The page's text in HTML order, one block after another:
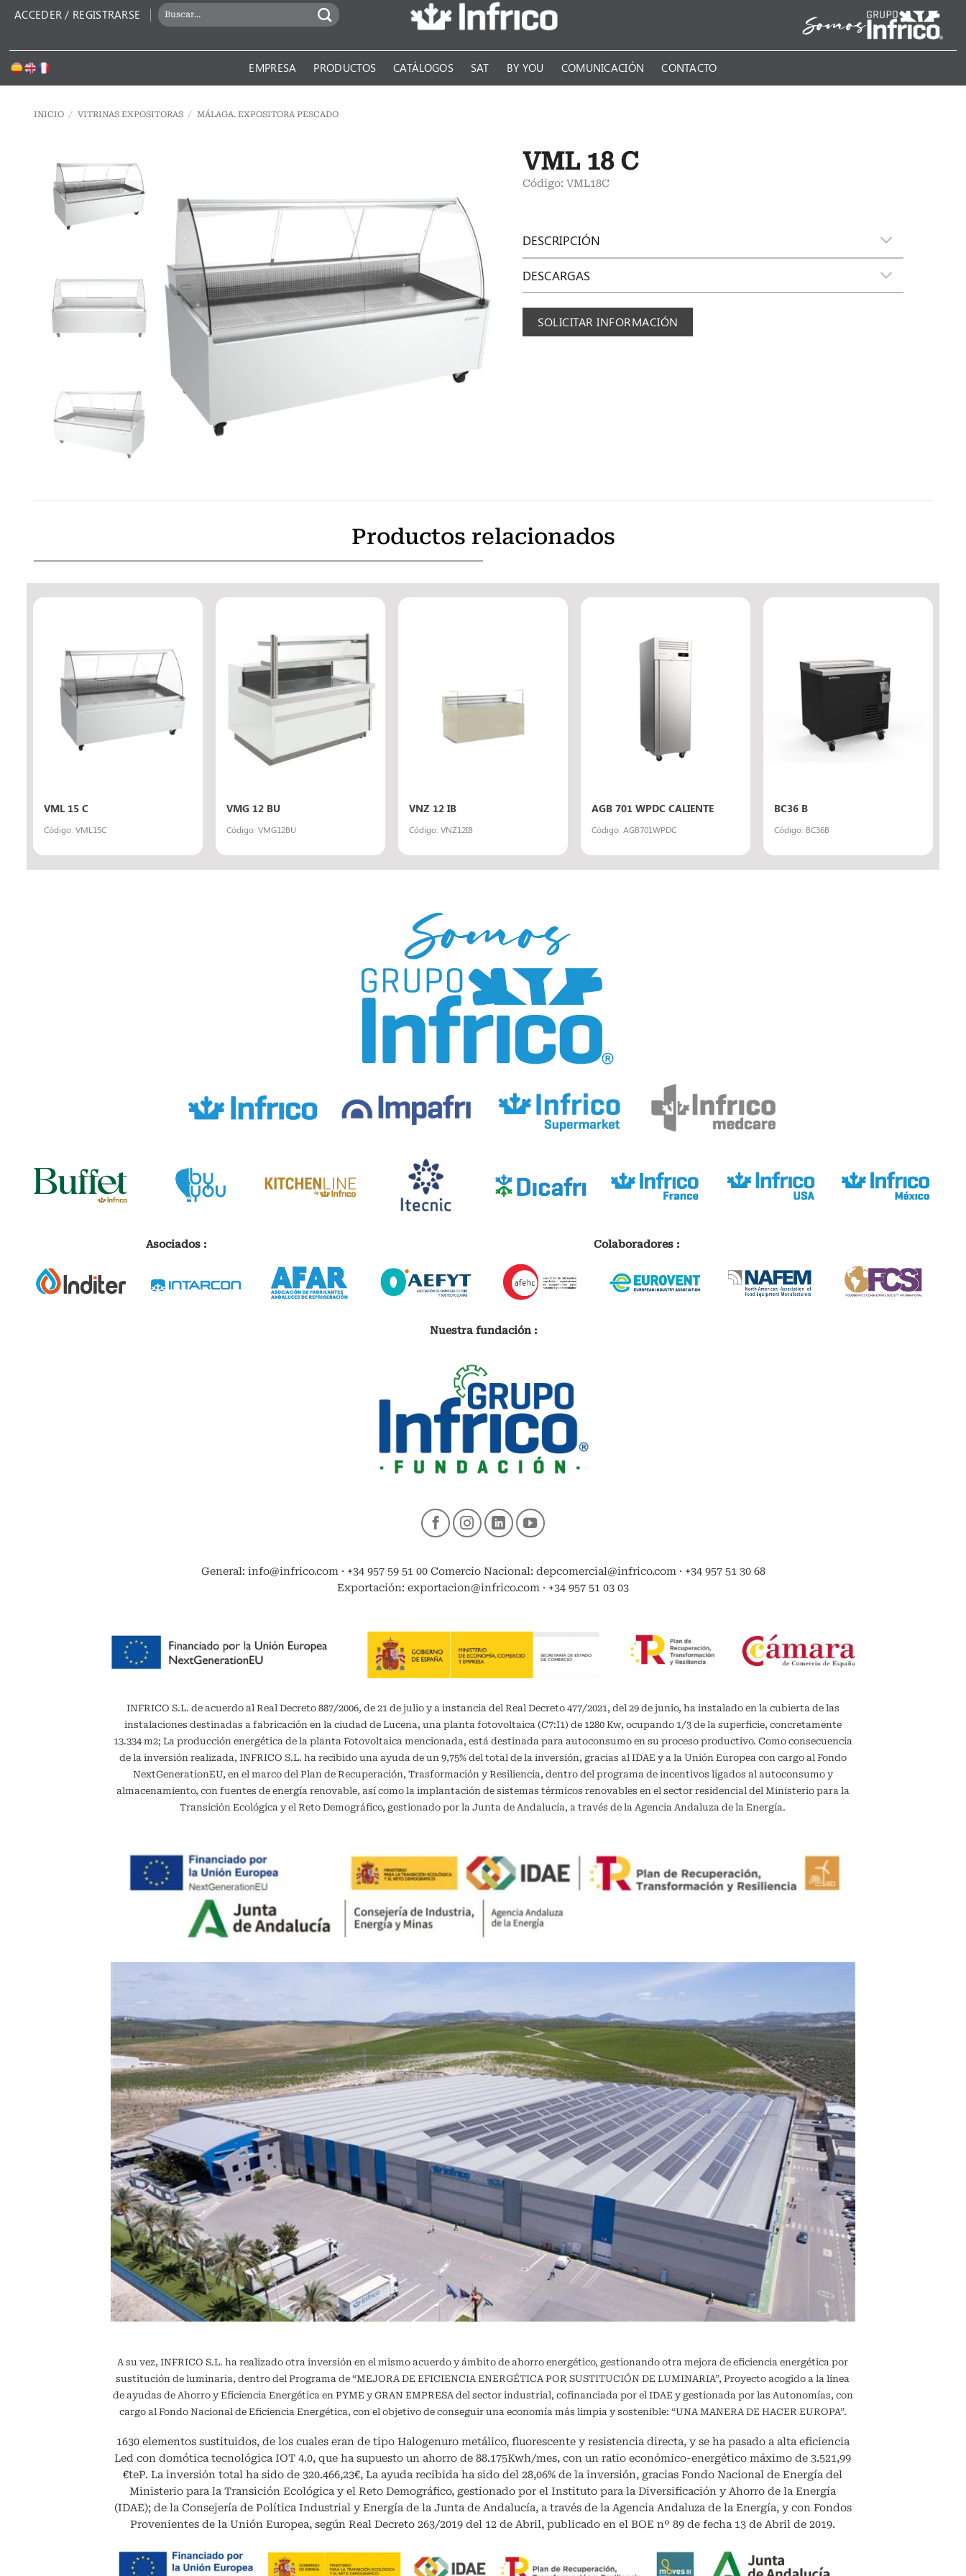
ACCEDER / REGISTRARSE
BUSCAR
POR:
EMPRESA PRODUCTOS CATÁLOGOS SAT BY YOU COMUNICACIÓN CONTACTO
INICIO / VITRINAS EXPOSITORAS / MÁLAGA. EXPOSITORA PESCADO
VML 18 C
Código: VML18C
DESCRIPCIÓN
DESCARGAS
SOLICITAR INFORMACIÓN
Productos relacionados
VML 15 C
Código: VML15C
VMG 12 BU
Código: VMG12BU
VNZ 12 IB
Código: VNZ12IB
AGB 701 WPDC CALIENTE
Código: AGB701WPDC
BC36 B
Código: BC36B
Asociados : Colaboradores :
Nuestra fundación :
General: info@infrico.com · +34 957 59 51 00 Comercio Nacional: depcomercial@infrico.com · +34 957 51 30 68
Exportación: exportacion@infrico.com · +34 957 51 03 03
INFRICO S.L. de acuerdo al Real Decreto 887/2006, de 21 de julio y a instancia del Real Decreto 477/2021, del 29 de junio, ha instalado en la cubierta de las
instalaciones destinadas a fabricación en la ciudad de Lucena, una planta fotovoltaica (C7:I1) de 1280 Kw, ocupando 1/3 de la superficie, concretamente
13.334 m2; La producción energética de la planta Fotovoltaica mencionada, está destinada para autoconsumo en su proceso productivo. Como consecuencia
de la inversión realizada, INFRICO S.L. ha recibido una ayuda de un 9,75% del total de la inversión, gracias al IDAE y a la Unión Europea con cargo al Fondo
NextGenerationEU, en el marco del Plan de Recuperación, Trasformación y Resiliencia, dentro del programa de incentivos ligados al autoconsumo y
almacenamiento, con fuentes de energía renovable, así como la implantación de sistemas térmicos renovables en el sector residencial del Ministerio para la
Transición Ecológica y el Reto Demográfico, gestionado por la Junta de Andalucía, a través de la Agencia Andaluza de la Energía.
A su vez, INFRICO S.L. ha realizado otra inversión en el mismo acuerdo y ámbito de ahorro energético, gestionando otra mejora de eficiencia energética por
sustitución de luminaria, dentro del Programa de “MEJORA DE EFICIENCIA ENERGÉTICA POR SUSTITUCIÓN DE LUMINARIA”, Proyecto acogido a la línea
de ayudas de Ahorro y Eficiencia Energética en PYME y GRAN EMPRESA del sector industrial, cofinanciada por el IDAE y gestionada por las Autonomías, con
cargo al Fondo Nacional de Eficiencia Energética, con el objetivo de conseguir una economía más limpia y sostenible: “UNA MANERA DE HACER EUROPA”.
1630 elementos sustituidos, de los cuales eran de tipo Halogenuro metálico, fluorescente y resistencia directa, y se ha pasado a alta eficiencia
Led con domótica tecnológica IOT 4.0, que ha supuesto un ahorro de 88.175Kwh/mes, con un ratio económico-energético máximo de 3.521,99
€teP. La inversión total ha sido de 320.466,23€, La ayuda recibida ha sido del 28,06% de la inversión, gracias Fondo Nacional de Energía del
Ministerio para la Transición Ecológica y el Reto Demográfico, gestionado por el Instituto para la Diversificación y Ahorro de la Energía
(IDAE); de la Consejería de Política Industrial y Energía de la Junta de Andalucía, a través de la Agencia Andaluza de la Energía, y con Fondos
Provenientes de la Unión Europea, según Real Decreto 263/2019 del 12 de Abril, publicado en el BOE nº 89 de fecha 13 de Abril de 2019.